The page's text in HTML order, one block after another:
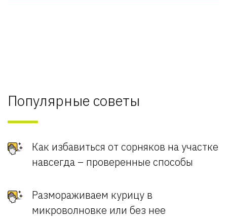
Популярные советы
Как избавиться от сорняков на участке
навсегда – проверенные способы
Размораживаем курицу в
микроволновке или без нее